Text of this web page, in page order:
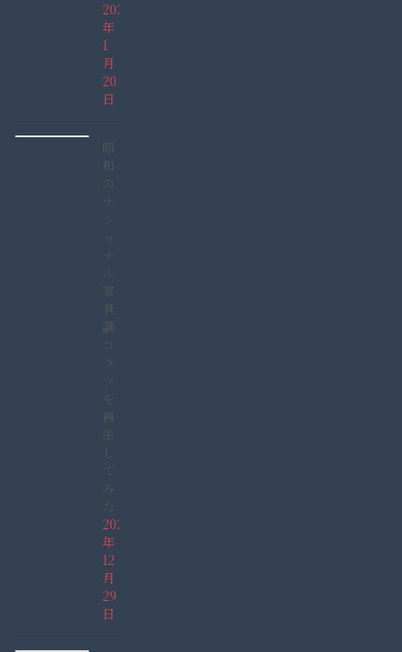
2022
年
1
月
20
日
昭
和
の
ナ
シ
ョ
ナ
ル
家
具
調
コ
タ
ツ
を
再
生
し
て
み
た
2021
年
12
月
29
日